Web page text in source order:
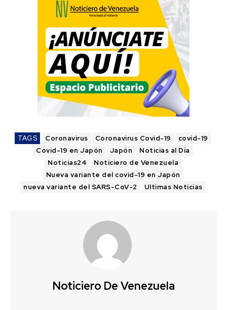
TAGS Coronavirus Coronavirus Covid-19
covid-19
Covid-19 en Japón
Japón
Noticias al Día
Noticias24
Noticiero de Venezuela
Nueva variante del covid-19 en Japón
nueva variante del SARS-CoV-2
Ultimas Noticias
Noticiero De Venezuela